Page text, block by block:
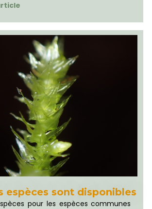
espèces sont disponibles
pour les espèces communes